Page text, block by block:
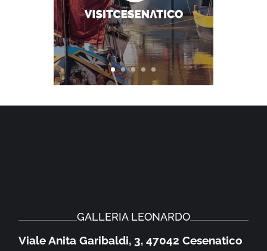
GALLERIA LEONARDO
Viale Anita Garibaldi, 3, 47042 Cesenatico